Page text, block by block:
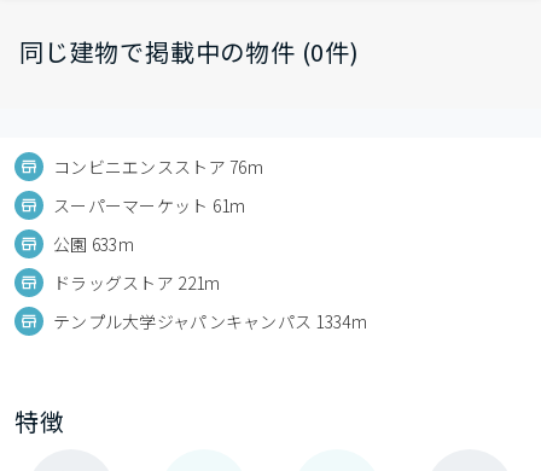
同じ建物で掲載中の物件 (0件)
コンビニエンスストア 76m
スーパーマーケット 61m
公園 633m
ドラッグストア 221m
テンプル大学ジャパンキャンパス 1334m
特徴